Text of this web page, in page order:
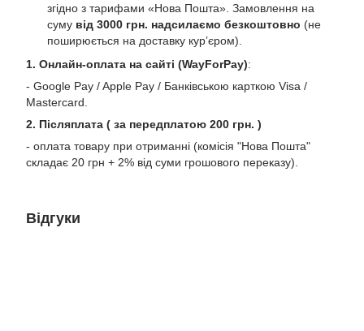
згідно з тарифами «Нова Пошта». Замовлення на
суму від 3000 грн. надсилаємо безкоштовно (не
поширюється на доставку курʼєром).
1. Онлайн-оплата на сайті (WayForPay):
- Google Pay / Apple Pay / Банківською карткою Visa /
Mastercard.
2. Післяплата ( за передплатою 200 грн. )
- оплата товару при отриманні (комісія "Нова Пошта"
складає 20 грн + 2% від суми грошового переказу).
Відгуки